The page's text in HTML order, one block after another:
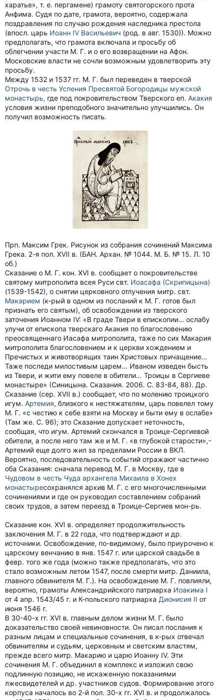
харатье», т. е. пергамене) грамоту святогорского прота
Анфима. Судя по дате, грамота, вероятно, содержала
поздравления по случаю рождения наследника престола
(впосл. царь Иоанн IV Васильевич (род. в авг. 1530)). Можно
предполагать, что грамота включала и просьбу об
облегчении участи М. Г. и о его возвращении на Афон.
Московские власти не сочли возможным удовлетворить эту
просьбу.
Между 1532 и 1537 гг. М. Г. был переведен в тверской
Отрочь в честь Успения Пресвятой Богородицы мужской
монастырь, где под покровительством Тверского еп. Акакия
условия жизни преподобного значительно улучшились. Он
получил возможность писать.
Прп. Максим Грек. Рисунок из собрания сочинений Максима
Грека. 2-я пол. XVII в. (БАН. Архан. № 1044. М. Б. № 15. Л. 10
об.)
Сказание о М. Г. кон. ХVI в. сообщает о покровительстве
святому митрополита всея Руси свт. Иоасафа (Скрипицына)
(1539-1542), о снятии церковного отлучения митр. свт.
Макарием (к-рый в одном из посланий к М. Г. готов был
признать его святым), об освобождении из тверского
заточения Иоанном IV: «В граде Твери в епископии… ослабу
улучи от епископа тверскаго Акакия по благословению
преосвященнаго Иасафа митрополита, таже по сих Макария
митрополита благословением и к церкви хождением и
Пречистых и животворящих таин Христовых причащение…
Таже последи милостивым царем… Иваном изведен бысть
из Твери, и жити ему повеле в обители… Троицы в Сергиеве
монастыре» (Синицына. Сказания. 2006. С. 83-84, 88). Др.
Сказание (сер. ХVII в.) сообщает, что по молению троицкого
игум. Артемия, близкого к нестяжателям, царь повелел тому
М. Г. «с честию к себе взяти на Москву и быти ему в ослабе»
(Там же. С. 96); это Сказание допускает неточность,
сообщая, что игум. Артемий скончался в Троице-Сергиевой
обители, а после него там же и М. Г. «в глубокой старости»,-
Артемий еще долго жил за пределами России в ВКЛ.
Вероятно, последовательность событий отражают частично
оба Сказания: сначала перевод М. Г. в Москву, где в
Чудовом в честь Чуда архангела Михаила в Хонех
монастыресохранялся архив М. Г. с его многочисленными
сочинениями и где он руководил составлением собраний
своих трудов, а затем переезд в Троице-Сергиев мон-рь.
Сказание кон. ХVI в. определяет продолжительность
заключения М. Г. в 22 года, что подтверждают и др.
источники. Освобождение, по-видимому, было приурочено к
царскому венчанию в янв. 1547 г. или царской свадьбе в
февр. того же года (можно также предполагать, что это
стало возможным летом 1547, после смерти митр. Даниила,
главного обвинителя М. Г.). На освобождение М. Г. повлияли,
вероятно, грамоты Александрийского патриарха Иоакима I
от 4 апр. 1543/45 г. и К-польского патриарха Дионисия II от
июня 1546 г.
В 30-40-х гг. XVI в. главным делом жизни М. Г. было
доказательство своей невиновности. Он писал послания к
разным лицам и специальные сочинения, в к-рых отвечал
обвинителям и судьям, церковным и светским властям,
прежде всего митр. Макарию и царю Иоанну IV. Эти
сочинения М. Г. объединил в комплекс и изложил свою
подлинную позицию, не искаженную показаниями
лжесвидетелей и др. участников судов. Формирование этого
корпуса началось во 2-й пол. 30-х гг. XVI в. и продолжалось